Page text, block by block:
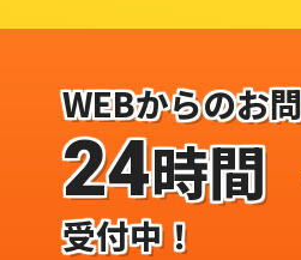
WEBからのお
24時間
受付中！